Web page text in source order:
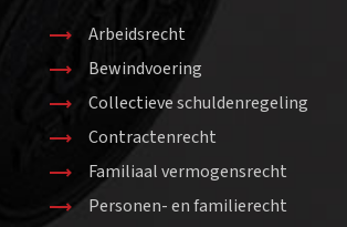
Arbeidsrecht
Bewindvoering
Collectieve schuldenregeling
Contractenrecht
Familiaal vermogensrecht
Personen- en familierecht